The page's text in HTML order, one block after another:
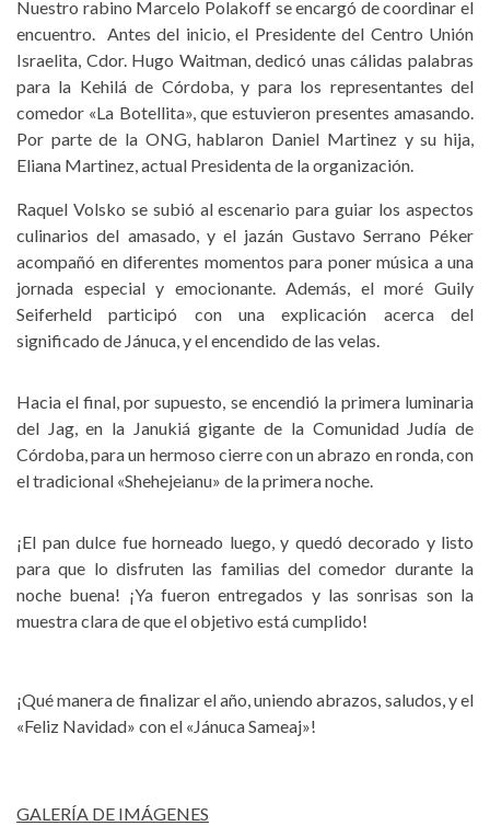
Nuestro rabino Marcelo Polakoff se encargó de coordinar el
encuentro. Antes del inicio, el Presidente del Centro Unión
Israelita, Cdor. Hugo Waitman, dedicó unas cálidas palabras
para la Kehilá de Córdoba, y para los representantes del
comedor «La Botellita», que estuvieron presentes amasando.
Por parte de la ONG, hablaron Daniel Martinez y su hija,
Eliana Martinez, actual Presidenta de la organización.
Raquel Volsko se subió al escenario para guiar los aspectos
culinarios del amasado, y el jazán Gustavo Serrano Péker
acompañó en diferentes momentos para poner música a una
jornada especial y emocionante. Además, el moré Guily
Seiferheld participó con una explicación acerca del
significado de Jánuca, y el encendido de las velas.
Hacia el final, por supuesto, se encendió la primera luminaria
del Jag, en la Janukiá gigante de la Comunidad Judía de
Córdoba, para un hermoso cierre con un abrazo en ronda, con
el tradicional «Shehejeianu» de la primera noche.
¡El pan dulce fue horneado luego, y quedó decorado y listo
para que lo disfruten las familias del comedor durante la
noche buena! ¡Ya fueron entregados y las sonrisas son la
muestra clara de que el objetivo está cumplido!
¡Qué manera de finalizar el año, uniendo abrazos, saludos, y el
«Feliz Navidad» con el «Jánuca Sameaj»!
GALERÍA DE IMÁGENES